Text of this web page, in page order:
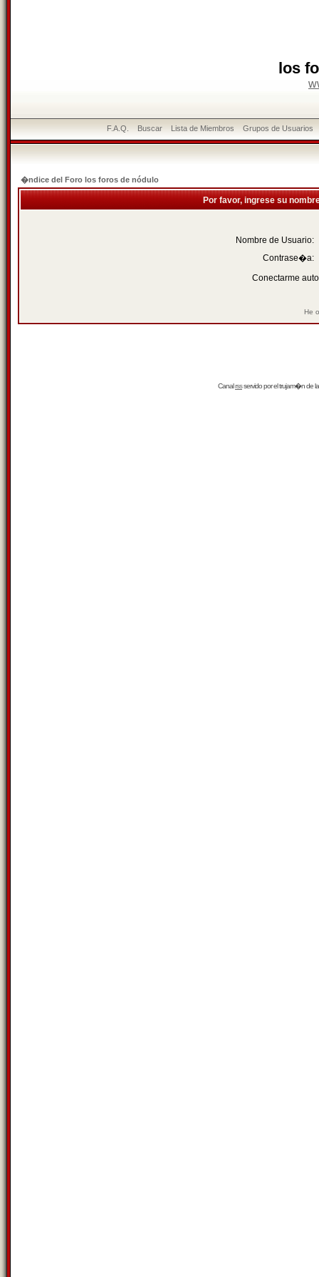
los
F.A.Q. Buscar Lista de Miembros Grupos de Usuarios
�ndice del Foro los foros de nódulo
Por favor, ingrese su
Nombre de Usuario:
Contrase�a:
Conectarme
He
Canalrssservido por eltrujam�nde